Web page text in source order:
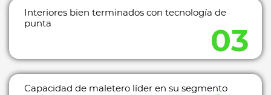
Interiores bien terminados con tecnología de
punta
Capacidad de maletero líder en su segmento